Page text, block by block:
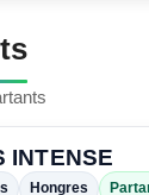
INTENSE
Hongres